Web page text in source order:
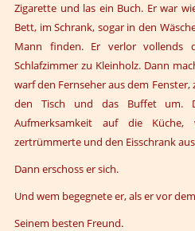
Zigarette und las ein Buch. Er war
Bett, im Schrank, sogar in den
Mann finden. Er verlor vollends
Schlafzimmer zu Kleinholz. Dann
warf den Fernseher aus dem
den Tisch und das Buffet um.
Aufmerksamkeit auf die
zertrümmerte und den Eisschrank
Dann erschoss er sich.
Und wem begegnete er, als er vor
Seinem besten Freund.